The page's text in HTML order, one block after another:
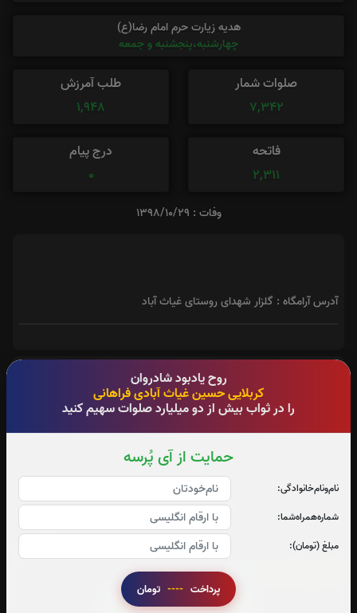
روح یادبود شادروان
کربلایی حسین غیاث آبادی فراهانی
را در ثواب بیش از دو میلیارد صلوات سهیم کنید
حمایت از آی پُرسه
نام‌و‌نام‌خانوادگی:
شماره‌همراه‌شما:
مبلغ (تومان):
پرداخت ----
هدیه زیارت حرم امام رضا(ع)
چهارشنبه،پنجشنبه و جمعه
صلوات شمار
7,342
طلب آمرزش
1,948
فاتحه
2,311
درج پیام
0
وفات : 1398/10/29
آدرس آرامگاه : گلزار شهدای روستای غیاث آباد
قرائت سوره الرحمن را تقبل میکنم